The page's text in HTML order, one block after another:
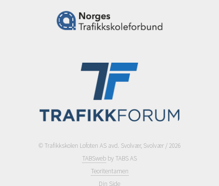
© Trafikkskolen Lofoten AS avd. Svolvær, Svolvær / 2026
TABSweb by TABS AS
Teoritentamen
Din Side